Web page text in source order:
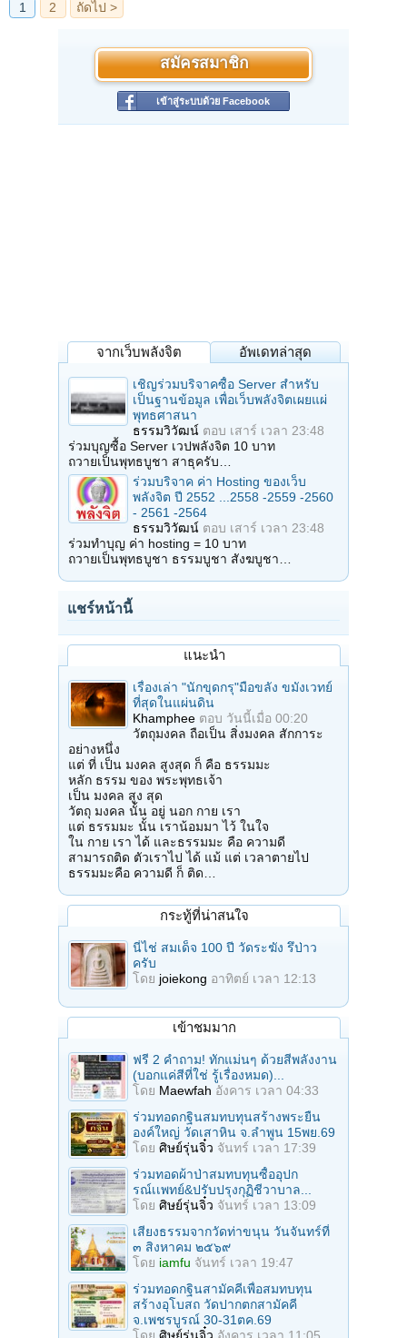
สมัครสมาชิก
เข้าสู่ระบบด้วย Facebook
จากเว็บพลังจิต อัพเดทล่าสุด
เชิญร่วมบริจาคซื้อ Server สำหรับ
เป็นฐานข้อมูล เพื่อเว็บพลังจิตเผยแผ่
พุทธศาสนา
ธรรมวิวัฒน์ ตอบ เสาร์ เวลา 23:48
ร่วมบุญซื้อ Server เวปพลังจิต 10 บาท
ถวายเป็นพุทธบูชา สาธุครับ…
ร่วมบริจาค ค่า Hosting ของเว็บ
พลังจิต ปี 2552 ...2558 -2559 -2560
- 2561 -2564
ธรรมวิวัฒน์ ตอบ เสาร์ เวลา 23:48
ร่วมทำบุญ ค่า hosting = 10 บาท
ถวายเป็นพุทธบูชา ธรรมบูชา สังฆบูชา…
แชร์หน้านี้
แนะนำ
เรื่องเล่า "นักขุดกรุ"มือขลัง ขมังเวทย์
ที่สุดในแผ่นดิน
Khamphee ตอบ วันนี้เมื่อ 00:20
วัตถุมงคล ถือเป็น สิ่งมงคล สักการะ
อย่างหนึ่ง
แต่ ที่ เป็น มงคล สูงสุด ก็ คือ ธรรมมะ
หลัก ธรรม ของ พระพุทธเจ้า
เป็น มงคล สูง สุด
วัตถุ มงคล นั้น อยู่ นอก กาย เรา
แต่ ธรรมมะ นั้น เราน้อมมา ไว้ ในใจ
ใน กาย เรา ได้ และธรรมมะ คือ ความดี
สามารถติด ตัวเราไป ได้ แม้ แต่ เวลาตายไป
ธรรมมะคือ ความดี ก็ ติด…
กระทู้ที่น่าสนใจ
นี่ไช่ สมเด็จ 100 ปี วัดระฆัง รึป่าว
ครับ
โดย joiekong อาทิตย์ เวลา 12:13
เข้าชมมาก
ฟรี 2 คำถาม! ทักแม่นๆ ด้วยสีพลังงาน
(บอกแค่สีที่ใช่ รู้เรื่องหมด)...
โดย Maewfah อังคาร เวลา 04:33
ร่วมทอดกฐินสมทบทุนสร้างพระยืน
องค์ใหญ่ วัดเสาหิน จ.ลําพูน 15พย.69
โดย ศิษย์รุ่นจิ๋ว จันทร์ เวลา 17:39
ร่วมทอดผ้าป่าสมทบทุนซื้ออุปก
รณ์เเพทย์&ปรับปรุงกุฏิชีวาบาล...
โดย ศิษย์รุ่นจิ๋ว จันทร์ เวลา 13:09
เสียงธรรมจากวัดท่าขนุน วันจันทร์ที่
๓ สิงหาคม ๒๕๖๙
โดย iamfu จันทร์ เวลา 19:47
ร่วมทอดกฐินสามัคคีเพื่อสมทบทุน
สร้างอุโบสถ วัดปากตกสามัคคี
จ.เพชรบูรณ์ 30-31ตค.69